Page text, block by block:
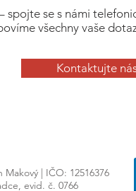
spojte se s námi
všechny vaše
Kontaktujte
Makový | IČO: 12516376
evid. č. 0766